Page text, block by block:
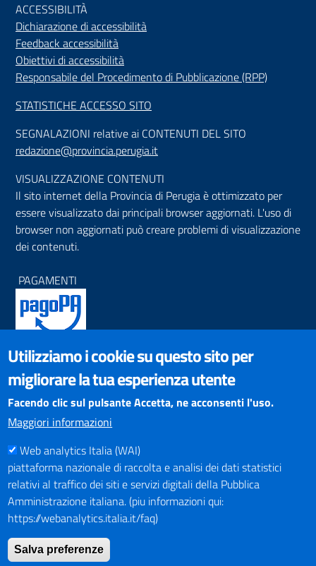
ACCESSIBILITÀ
Dichiarazione di accessibilità
Feedback accessibilità
Obiettivi di accessibilità
Responsabile del Procedimento di Pubblicazione (RPP)
STATISTICHE ACCESSO SITO
SEGNALAZIONI relative ai CONTENUTI DEL SITO
redazione@provincia.perugia.it
VISUALIZZAZIONE CONTENUTI
Il sito internet della Provincia di Perugia è ottimizzato per
essere visualizzato dai principali browser aggiornati. L'uso di
browser non aggiornati può creare problemi di visualizzazione
dei contenuti.
PAGAMENTI
SOCIAL NETWORKS
Pagina Facebook
Profilo Instagram
Canale YouTube
Mappa del Sito
Indirizzario
Utilizziamo i cookie su questo sito per
migliorare la tua esperienza utente
Facendo clic sul pulsante Accetta, ne acconsenti l'uso.
Maggiori informazioni
Web analytics Italia (WAI)
piattaforma nazionale di raccolta e analisi dei dati statistici
relativi al traffico dei siti e servizi digitali della Pubblica
Amministrazione italiana. (piu informazioni qui:
https://webanalytics.italia.it/faq)
Salva preferenze